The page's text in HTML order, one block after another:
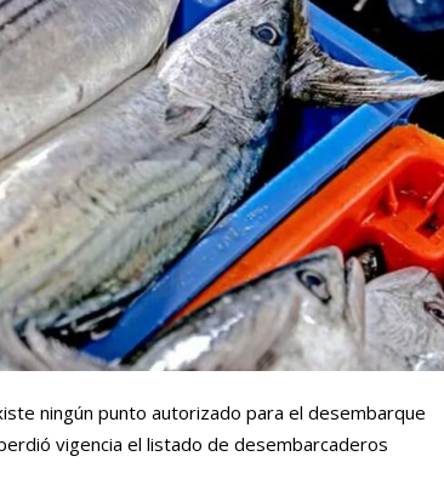
ningún punto autorizado para el desembarque
vigencia el listado de desembarcaderos